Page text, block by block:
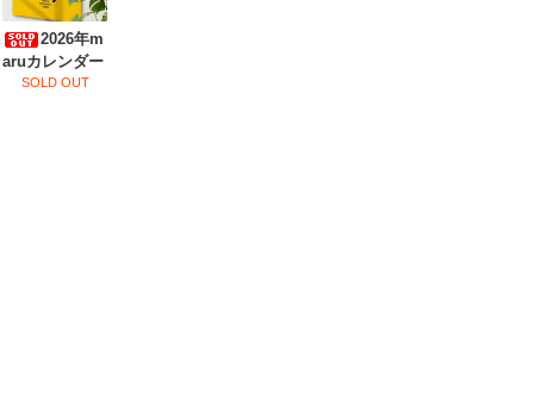
2026年m
aruカレンダー
SOLD OUT